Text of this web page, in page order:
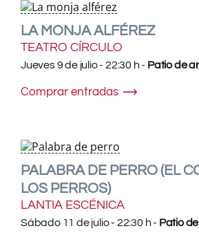
LA MONJA ALFÉREZ
TEATRO CÍRCULO
Jueves 9 de julio - 22:30 h - Patio de
Comprar entradas
PALABRA DE PERRO (EL
LOS PERROS)
LANTIA ESCÉNICA
Sábado 11 de julio - 22:30 h - Patio